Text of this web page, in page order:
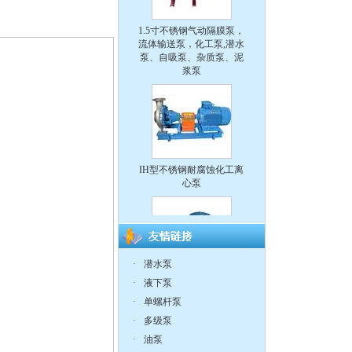
流体输送泵，化工泵,潜水
泵、自吸泵、杂质泵、泥
浆泵
心泵
CQ系列耐腐蚀化工磁力
·
潜水泵
·
液下泵
·
单螺杆泵
·
多级泵
·
油泵